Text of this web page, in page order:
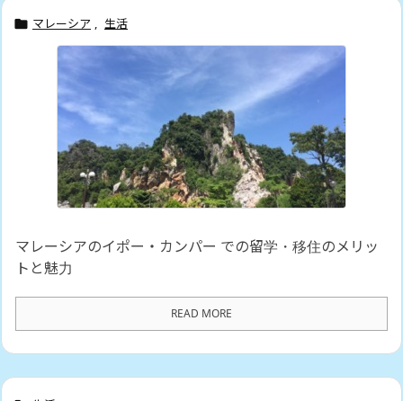
 マレーシア 生活
マレーシアのイポー・カンパー での留学・移住のメリッ
トと魅力
READ MORE